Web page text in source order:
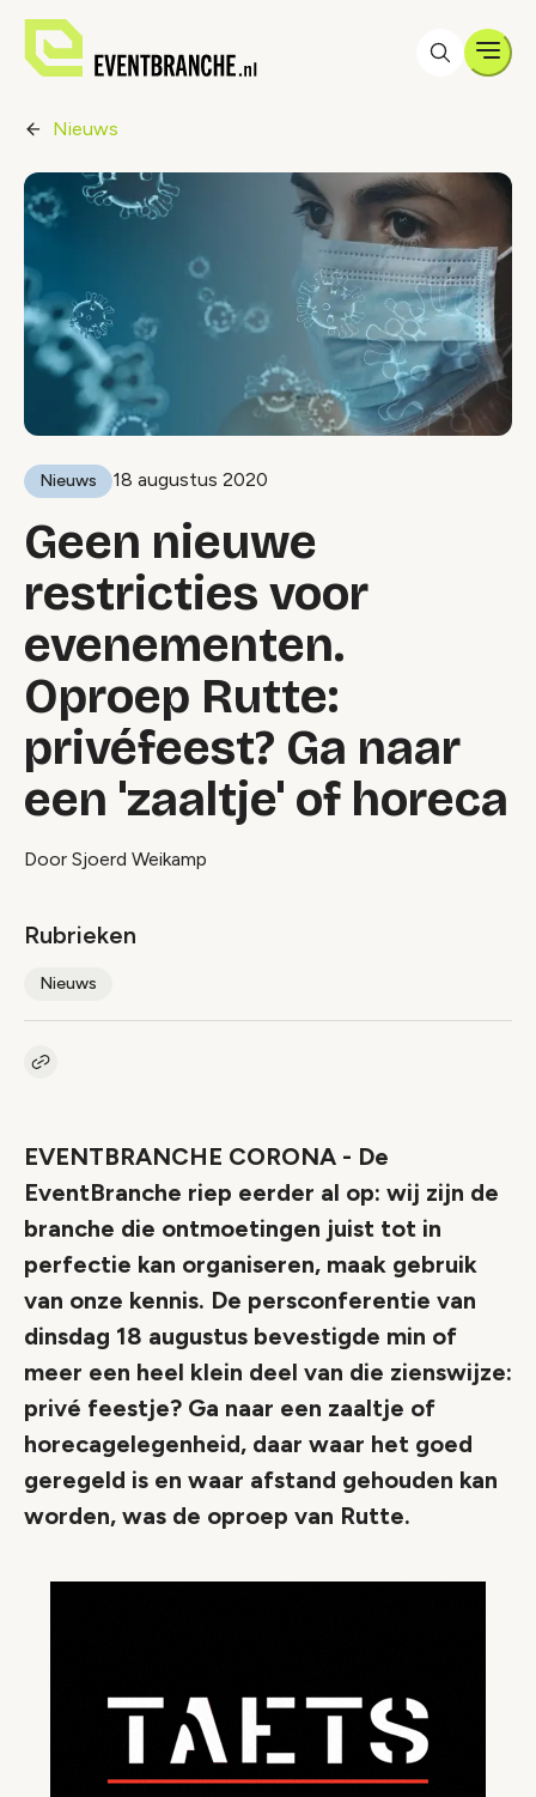
Nieuws
Nieuws 18 augustus 2020
Geen nieuwe
restricties voor
evenementen.
Oproep Rutte:
privéfeest? Ga naar
een 'zaaltje' of horeca
Door Sjoerd Weikamp
Rubrieken
Nieuws
Kopieer link naar artikel
EVENTBRANCHE CORONA - De
EventBranche riep eerder al op: wij zijn de
branche die ontmoetingen juist tot in
perfectie kan organiseren, maak gebruik
van onze kennis. De persconferentie van
dinsdag 18 augustus bevestigde min of
meer een heel klein deel van die zienswijze:
privé feestje? Ga naar een zaaltje of
horecagelegenheid, daar waar het goed
geregeld is en waar afstand gehouden kan
worden, was de oproep van Rutte.